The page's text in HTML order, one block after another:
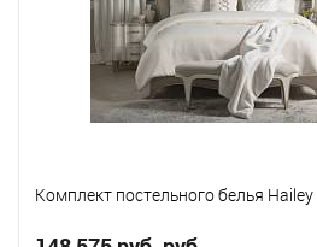
Комплект постельного белья Hailey